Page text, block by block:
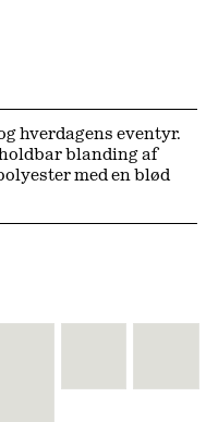
hverdagens eventyr.
blanding af
med en blød